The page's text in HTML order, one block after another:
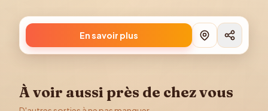
En savoir plus
À voir aussi près de chez vous